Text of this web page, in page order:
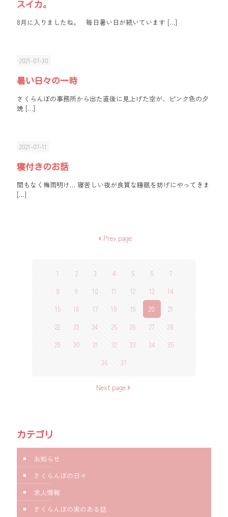
スイカ。
8月に入りましたね。 毎日暑い日が続いています […]
2021-07-30
暑い日々の一時
さくらんぼの事務所から出た直後に見上げた空が、ピンク色の夕
焼 […]
2021-07-11
寝付きのお話
間もなく梅雨明け… 寝苦しい夜が良質な睡眠を妨げにやってきま
[…]
Prev page
1 2 3 4 5 6
7
8
9 10 11 12 13
14
15
16 17 18 19 20
21
22
23 24 25 26 27
28
29
30 31 32 33 34
35
36
37
Next page
カテゴリ
お知らせ
さくらんぼの日々
求人情報
さくらんぼの実のある話